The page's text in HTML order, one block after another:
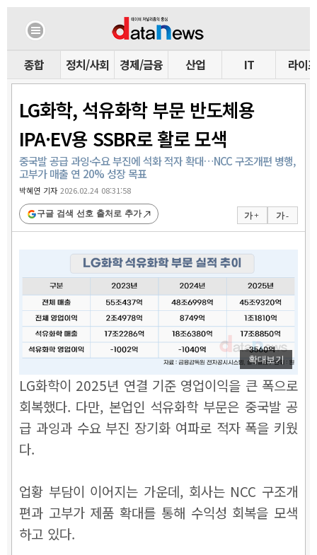
종합 정치/사회 경제/금융 산업 IT 라이프
LG화학, 석유화학 부문 반도체용
IPA·EV용 SSBR로 활로 모색
중국발 공급 과잉·수요 부진에 석화 적자 확대…NCC 구조개편 병행,
고부가 매출 연 20% 성장 목표
박혜연 기자2026.02.24 08:31:58
가 + 가 -
구글 검색 선호 출처로 추가
확대보기
LG화학이 2025년 연결 기준 영업이익을 큰 폭으로
회복했다. 다만, 본업인 석유화학 부문은 중국발 공
급 과잉과 수요 부진 장기화 여파로 적자 폭을 키웠
다.
업황 부담이 이어지는 가운데, 회사는 NCC 구조개
편과 고부가 제품 확대를 통해 수익성 회복을 모색
하고 있다.